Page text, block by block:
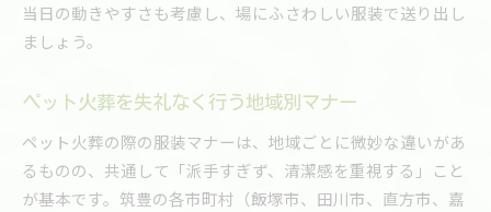
当日の動きやすさも考慮し、場にふさわしい服装で送り出し
ましょう。
ペット火葬を失礼なく行う地域別マナー
ペット火葬の際の服装マナーは、地域ごとに微妙な違いがあ
るものの、共通して「派手すぎず、清潔感を重視する」こと
が基本です。筑豊の各市町村（飯塚市、田川市、直方市、嘉